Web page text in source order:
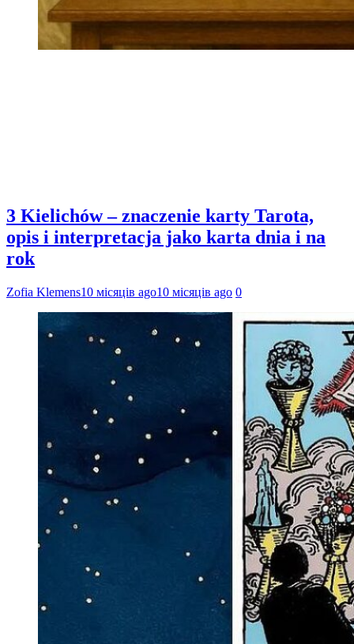
3 Kielichów – znaczenie karty Tarota,
opis i interpretacja jako karta dnia i na
rok
Zofia Klemens10 місяців ago10 місяців ago 0